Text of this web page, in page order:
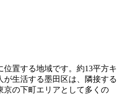
置する地域です。約13平方キ
が生活する墨田区は、隣接する
京の下町エリアとして多くの